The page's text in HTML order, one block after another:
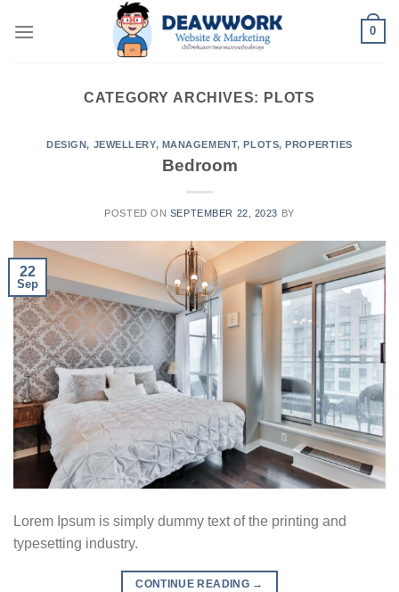
0
CATEGORY ARCHIVES: PLOTS
DESIGN, JEWELLERY, MANAGEMENT,PLOTS,PROPERTIES
Bedroom
POSTED ON SEPTEMBER 22, 2023 BY
22
Sep
Lorem Ipsum is simply dummy text of the printing and
typesetting industry.
CONTINUE READING →